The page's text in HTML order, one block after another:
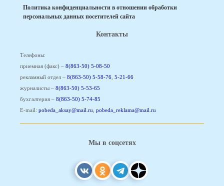
Политика конфиденциальности в отношении обработки
персональных данных посетителей сайта
Контакты
Телефоны:
приемная (факс) – 8(863-50) 5-08-50
рекламный отдел – 8(863-50) 5-58-76, 5-21-66
журналисты – 8(863-50) 5-53-65
бухгалтерия – 8(863-50) 5-74-85
E-mail: pobeda_aksay@mail.ru, pobeda_reklama@mail.ru
Мы в соцсетях